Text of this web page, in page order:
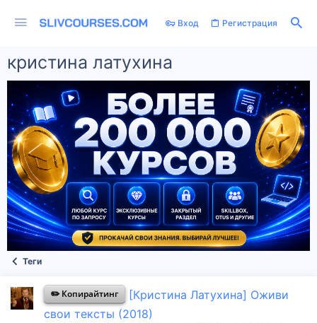
Вход Регистрация
кристина латухина
Теги
✏️ Копирайтинг
[Кристина Латухина] Оживи
свои тексты (2018)